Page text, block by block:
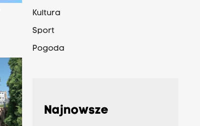
Kultura
Sport
Pogoda
Najnowsze